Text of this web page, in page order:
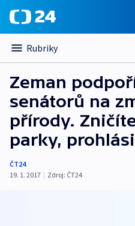
Rubriky
Zeman
senátorů na
přírody.
parky,
ČT24
19. 1. 2017 | Zdroj: ČT24